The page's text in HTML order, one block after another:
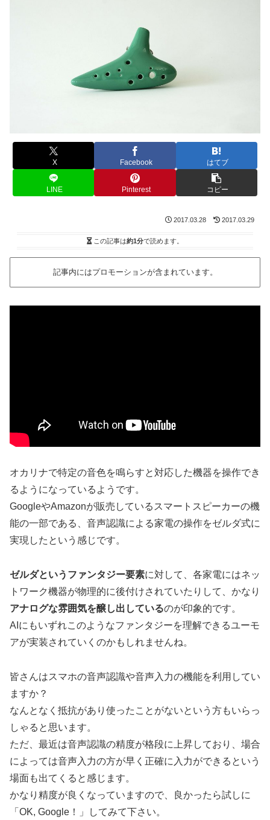
X Facebook はてブ
LINE Pinterest コピー
2017.03.28 2017.03.29
この記事は約1分で読めます。
記事内にはプロモーションが含まれています。
オカリナで特定の音色を鳴らすと対応した機器を操作でき
るようになっているようです。
GoogleやAmazonが販売しているスマートスピーカーの機
能の一部である、音声認識による家電の操作をゼルダ式に
実現したという感じです。
ゼルダというファンタジー要素に対して、各家電にはネッ
トワーク機器が物理的に後付けされていたりして、かなり
アナログな雰囲気を醸し出しているのが印象的です。
AIにもいずれこのようなファンタジーを理解できるユーモ
アが実装されていくのかもしれませんね。
皆さんはスマホの音声認識や音声入力の機能を利用してい
ますか？
なんとなく抵抗があり使ったことがないという方もいらっ
しゃると思います。
ただ、最近は音声認識の精度が格段に上昇しており、場合
によっては音声入力の方が早く正確に入力ができるという
場面も出てくると感じます。
かなり精度が良くなっていますので、良かったら試しに
「OK, Google！」してみて下さい。